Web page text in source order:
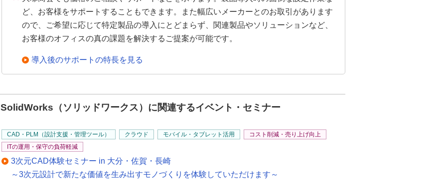
ど、お客様をサポートすることもできます。また幅広いメーカーとのお取引があります
ので、ご希望に応じて特定製品の導入にとどまらず、関連製品やソリューションなど、
お客様のオフィスの真の課題を解決するご提案が可能です。
導入後のサポートの特長を見る
SolidWorks（ソリッドワークス）に関連するイベント・セミナー
CAD・PLM（設計支援・管理ツール） クラウド モバイル・タブレット活用
コスト削減・売り上げ向上
ITの運用・保守の負荷軽減
3次元CAD体験セミナー in 大分・佐賀・長崎
～3次元設計で新たな価値を生み出すモノづくりを体験していただけます～